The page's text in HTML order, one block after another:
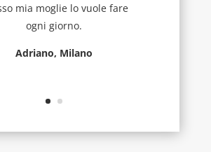
mia moglie lo vuole fare
ogni giorno.
Adriano, Milano